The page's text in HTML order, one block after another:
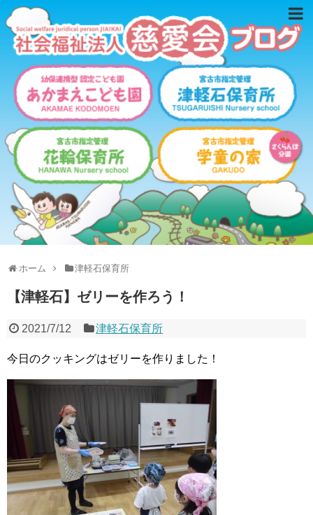
ホーム 津軽石保育所
【津軽石】ゼリーを作ろう！
2021/7/12 津軽石保育所
今日のクッキングはゼリーを作りました！